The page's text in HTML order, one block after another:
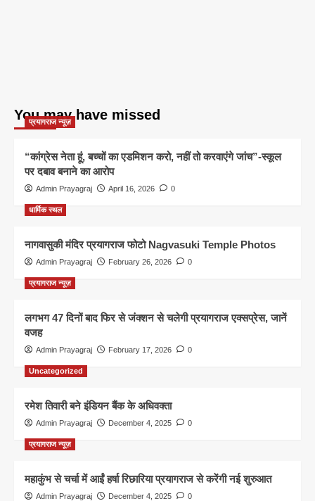
You may have missed
प्रयागराज न्यूज़
“कांग्रेस नेता हूं, बच्चों का एडमिशन करो, नहीं तो करवाएंगे जांच”-स्कूल
पर दबाव बनाने का आरोप
Admin Prayagraj April 16, 2026 0
धार्मिक स्थल
नागवासुकी मंदिर प्रयागराज फोटो Nagvasuki Temple Photos
Admin Prayagraj February 26, 2026 0
प्रयागराज न्यूज़
लगभग 47 दिनों बाद फिर से जंक्शन से चलेगी प्रयागराज एक्सप्रेस, जानें
वजह
Admin Prayagraj February 17, 2026 0
Uncategorized
रमेश तिवारी बने इंडियन बैंक के अधिवक्ता
Admin Prayagraj December 4, 2025 0
प्रयागराज न्यूज़
महाकुंभ से चर्चा में आईं हर्षा रिछारिया प्रयागराज से करेंगी नई शुरुआत
Admin Prayagraj December 4, 2025 0